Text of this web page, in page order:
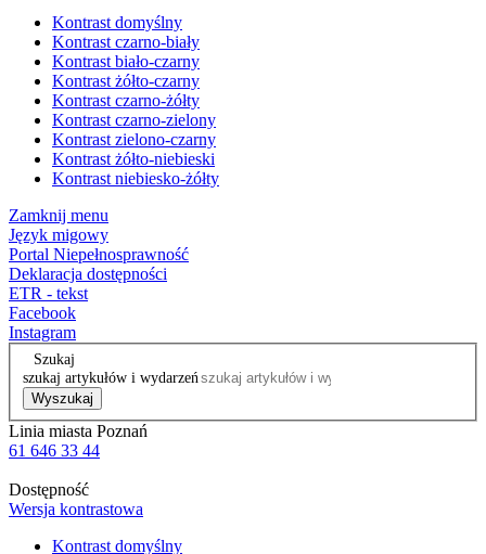
Kontrast domyślny
Kontrast czarno-biały
Kontrast biało-czarny
Kontrast żółto-czarny
Kontrast czarno-żółty
Kontrast czarno-zielony
Kontrast zielono-czarny
Kontrast żółto-niebieski
Kontrast niebiesko-żółty
Zamknij menu
Język migowy
Portal Niepełnosprawność
Deklaracja dostępności
ETR - tekst
Facebook
Instagram
Szukaj
szukaj artykułów i wydarzeń
Wyszukaj
Linia miasta Poznań
61 646 33 44
Dostępność
Wersja kontrastowa
Kontrast domyślny